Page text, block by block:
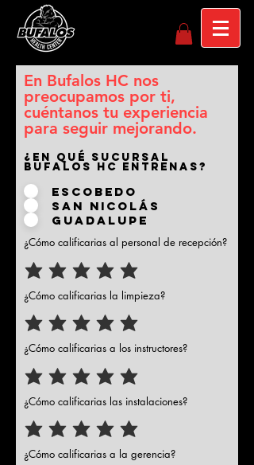
En Bufalos HC nos
preocupamos por ti,
cuéntanos tu experiencia
para seguir mejorando.
¿En qué sucursal
Bufalos HC entrenas?
Escobedo
San Nicolás
Guadalupe
¿Cómo calificarias al personal de recepción?
¿Cómo calificarias la limpieza?
¿Cómo calificarias a los instructores?
¿Cómo calificarias las instalaciones?
¿Cómo calificarias a la gerencia?